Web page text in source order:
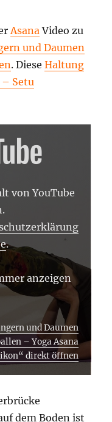
AsanaVideo zu
und Daumen
. DieseHaltung
– Setu
von YouTube
.
anzeigen
und Daumen
– Yoga Asana
direkt öffnen
dem Boden ist